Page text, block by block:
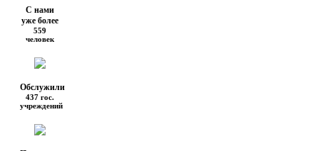
С нами
уже более
559
человек
Обслужили
437 гос.
учреждений